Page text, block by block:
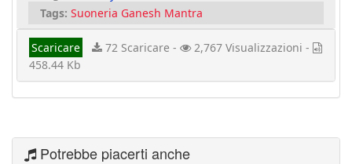
Tags: Suoneria Ganesh Mantra
Scaricare 72 Scaricare -
2,767 Visualizzazioni -
458.44 Kb
Potrebbe piacerti anche